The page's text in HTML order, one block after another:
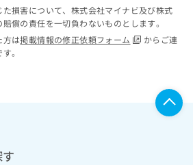
損害について、株式会社マイナビ及び株式
償の責任を一切負わないものとします。
方は掲載情報の修正依頼フォーム
からご連
。